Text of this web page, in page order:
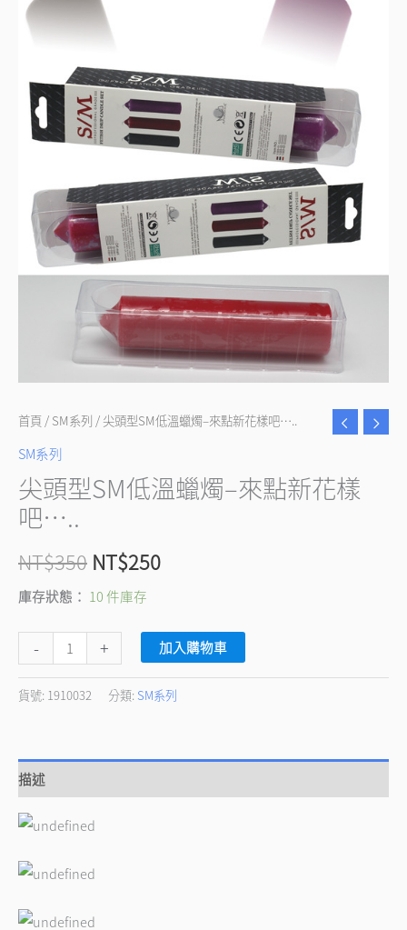
首頁 / SM系列 / 尖頭型SM低溫蠟燭–來點新花樣吧…..
SM系列
尖頭型SM低溫蠟燭–來點新花樣
吧…..
NT$350 NT$250
庫存狀態： 10 件庫存
- + 加入購物車
貨號: 1910032 分類: SM系列
描述